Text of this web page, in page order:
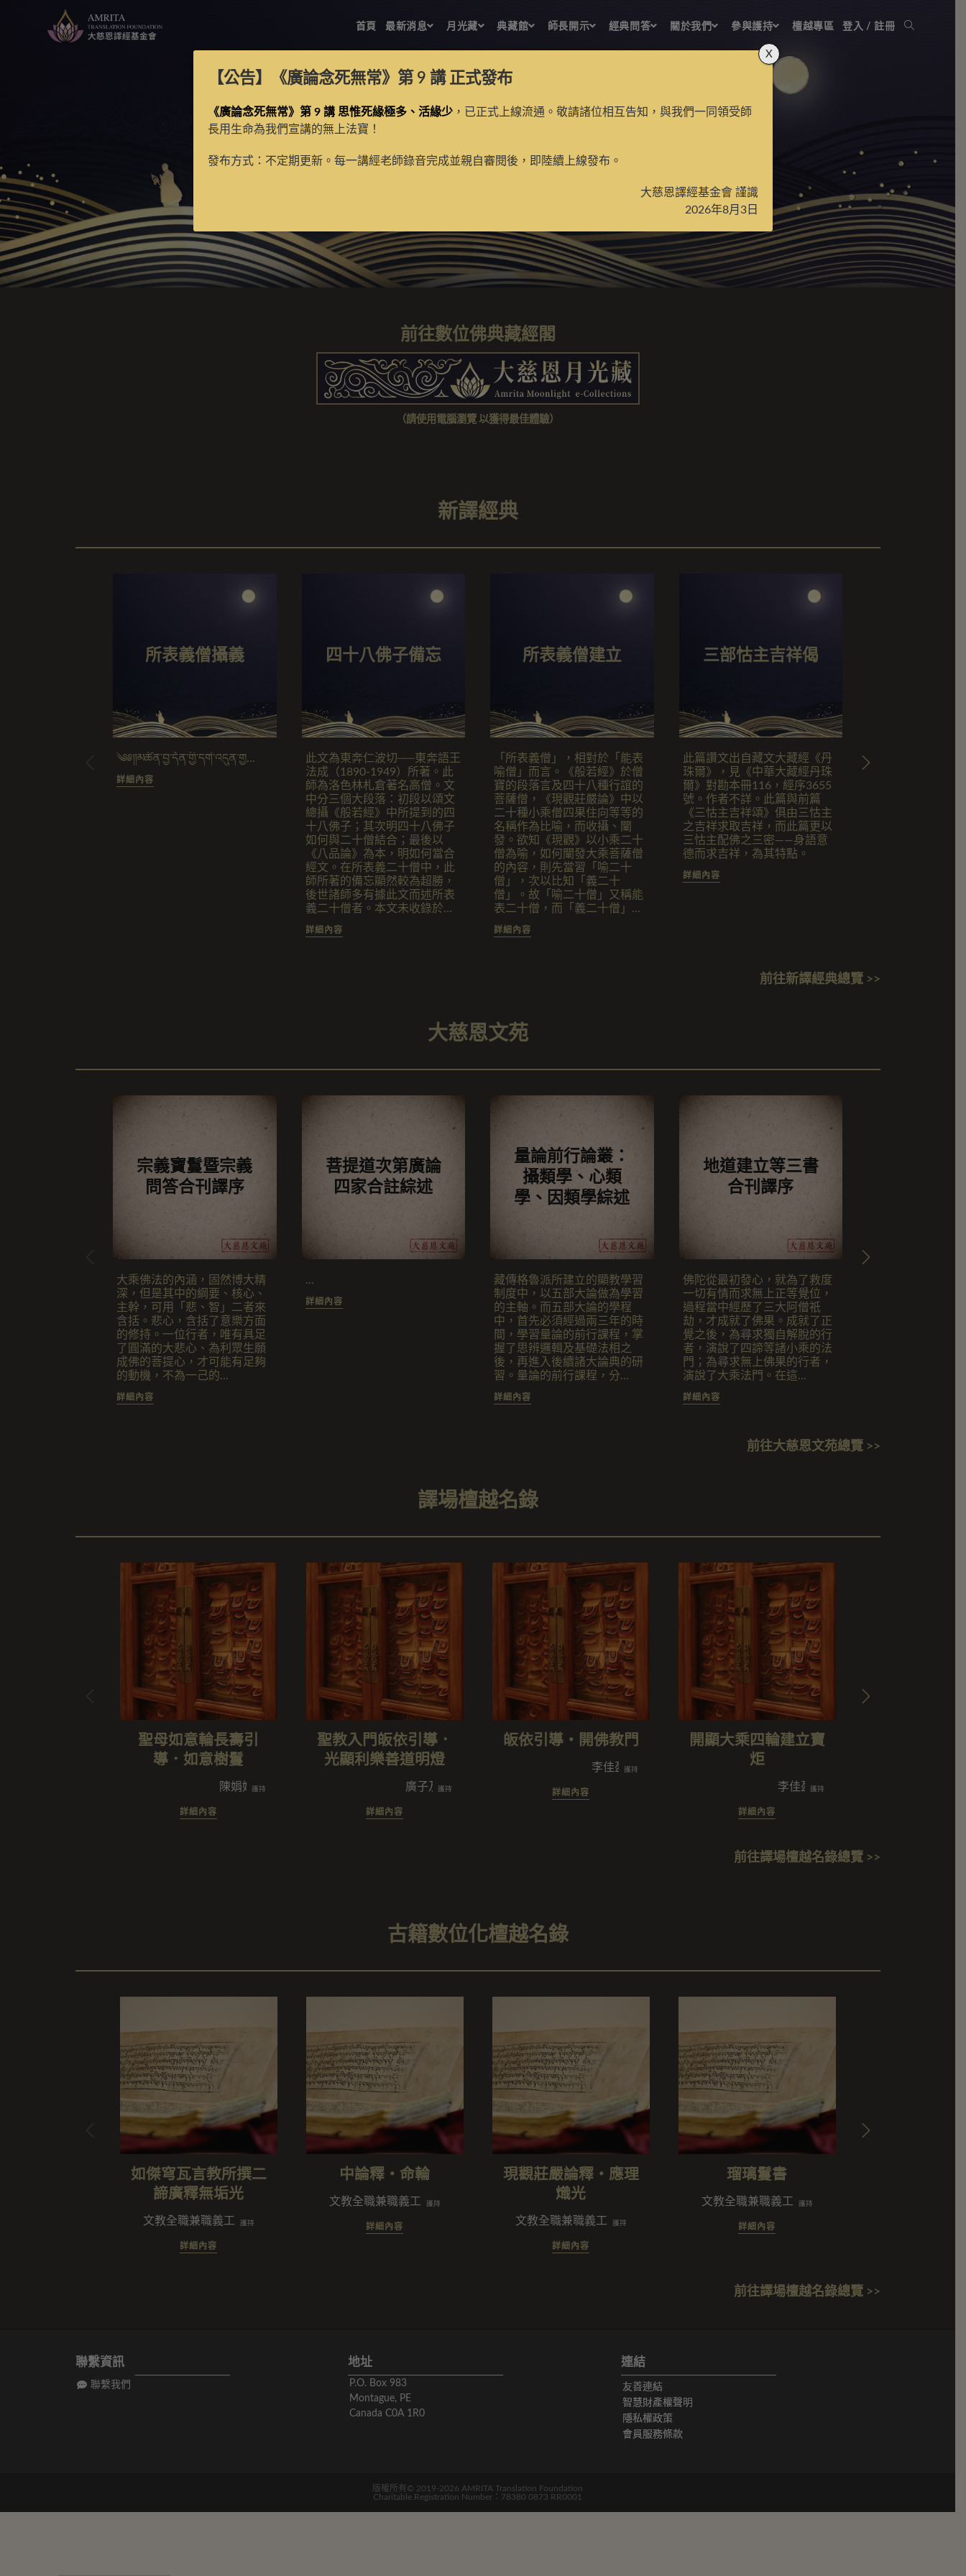
首頁 最新消息 月光藏 典藏館 師長開示 經典問答 關於我們 參與護持 檀越專區 登入 / 註冊
前往數位佛典藏經閣
（請使用電腦瀏覽 以獲得最佳體驗）
新譯經典
所表義僧攝義
༄༅༎མཚོན་བྱ་དོན་གྱི་དགེ་འདུན་གྱ...
詳細內容
四十八佛子備忘
此文為東奔仁波切──東奔語王
法成（1890-1949）所著。此
師為洛色林札倉著名高僧。文
中分三個大段落：初段以頌文
總攝《般若經》中所提到的四
十八佛子；其次明四十八佛子
如何與二十僧結合；最後以
《八品論》為本，明如何當合
經文。在所表義二十僧中，此
師所著的備忘顯然較為超勝，
後世諸師多有據此文而述所表
義二十僧者。本文未收錄於
《哲蚌洛色林丹瑪東奔仁波切
詳細內容
所表義僧建立
「所表義僧」，相對於「能表
喻僧」而言。《般若經》於僧
寶的段落言及四十八種行誼的
菩薩僧，《現觀莊嚴論》中以
二十種小乘僧四果住向等等的
名稱作為比喻，而收攝、闡
發。欲知《現觀》以小乘二十
僧為喻，如何闡發大乘菩薩僧
的內容，則先當習「喻二十
僧」，次以比知「義二十
僧」。故「喻二十僧」又稱能
表二十僧，而「義二十僧」又
較重「能表喻二十僧」的探
詳細內容
三部怙主吉祥偈
此篇讚文出自藏文大藏經《丹
珠爾》，見《中華大藏經丹珠
爾》對勘本冊116，經序3655
號。作者不詳。此篇與前篇
《三怙主吉祥頌》俱由三怙主
之吉祥求取吉祥，而此篇更以
三怙主配佛之三密——身語意
德而求吉祥，為其特點。
詳細內容
前往新譯經典總覽 >>
大慈恩文苑
宗義寶鬘暨宗義
問答合刊譯序
大乘佛法的內涵，固然博大精
深，但是其中的綱要、核心、
主幹，可用「悲、智」二者來
含括。悲心，含括了意樂方面
的修持。一位行者，唯有具足
了圓滿的大悲心、為利眾生願
成佛的菩提心，才可能有足夠
的動機，不為一己的...
詳細內容
菩提道次第廣論
四家合註綜述
...
詳細內容
量論前行論叢：
攝類學、心類
學、因類學綜述
藏傳格魯派所建立的顯教學習
制度中，以五部大論做為學習
的主軸。而五部大論的學程
中，首先必須經過兩三年的時
間，學習量論的前行課程，掌
握了思辨邏輯及基礎法相之
後，再進入後續諸大論典的研
習。量論的前行課程，分...
詳細內容
地道建立等三書
合刊譯序
佛陀從最初發心，就為了救度
一切有情而求無上正等覺位，
過程當中經歷了三大阿僧祇
劫，才成就了佛果。成就了正
覺之後，為尋求獨自解脫的行
者，演說了四諦等諸小乘的法
門；為尋求無上佛果的行者，
演說了大乘法門。在這...
詳細內容
前往大慈恩文苑總覽 >>
譯場檀越名錄
聖母如意輪長壽引
導．如意樹鬘
陳娟娟/廣論承載團闔家/廣子及眷屬/謝林來春闔家/廣子及眷屬/許旻闔家
護持
詳細內容
聖教入門皈依引導．
光顯利樂善道明燈
廣子及眷屬/謝幸芬/釋聞愍⋅黃芃瑗/李黃玉英闔家/廣論承載團闔家/益民國小師生校友
護持
詳細內容
皈依引導・開佛教門
李佳盈/廣子及眷屬/謝林來春闔家/高慧琴/葉峻銘
護持
詳細內容
開顯大乘四輪建立寶
炬
李佳盈闔家/廣子及眷屬/葉峻銘
護持
詳細內容
前往譯場檀越名錄總覽 >>
古籍數位化檀越名錄
如傑穹瓦言教所撰二
諦廣釋無垢光
文教全職兼職義工 護持
詳細內容
中論釋・命輪
文教全職兼職義工 護持
詳細內容
現觀莊嚴論釋・應理
熾光
文教全職兼職義工 護持
詳細內容
瑠璃鬘書
文教全職兼職義工 護持
詳細內容
前往譯場檀越名錄總覽 >>
聯繫資訊
聯繫我們
地址
P.O. Box 983
Montague, PE
Canada C0A 1R0
連結
友善連結
智慧財產權聲明
隱私權政策
會員服務條款
版權所有© 2019-2026 AMRITA Translation Foundation
Charitable Registration Number：78380 0873 RR0001
【公告】 《廣論念死無常》第 9 講正式發布
《廣論念死無常》第 9 講 思惟死緣極多、活緣少，已正式上線流通。敬請諸位相互告知，與我們一同領受師
長用生命為我們宣講的無上法寶！
發布方式：不定期更新。每一講經老師錄音完成並親自審閱後，即陸續上線發布。
大慈恩譯經基金會 謹識
2026年8月3日
X